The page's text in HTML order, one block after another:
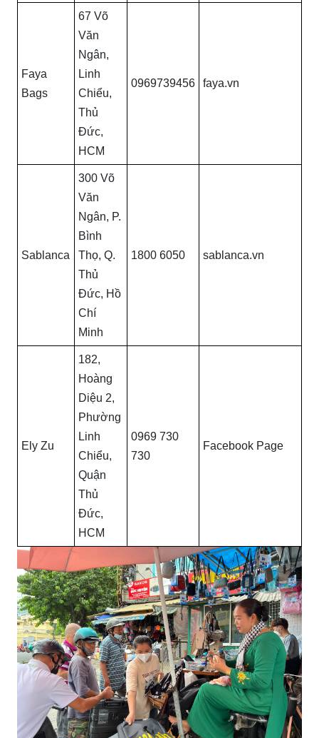
Faya
Bags
67 Võ
Văn
Ngân,
Linh
Chiểu,
Thủ
Đức,
HCM
0969739456 faya.vn
Sablanca
300 Võ
Văn
Ngân, P.
Bình
Thọ, Q.
Thủ
Đức, Hồ
Chí
Minh
1800 6050 sablanca.vn
Ely Zu
182,
Hoàng
Diệu 2,
Phường
Linh
Chiểu,
Quận
Thủ
Đức,
HCM
0969 730
730
Facebook Page